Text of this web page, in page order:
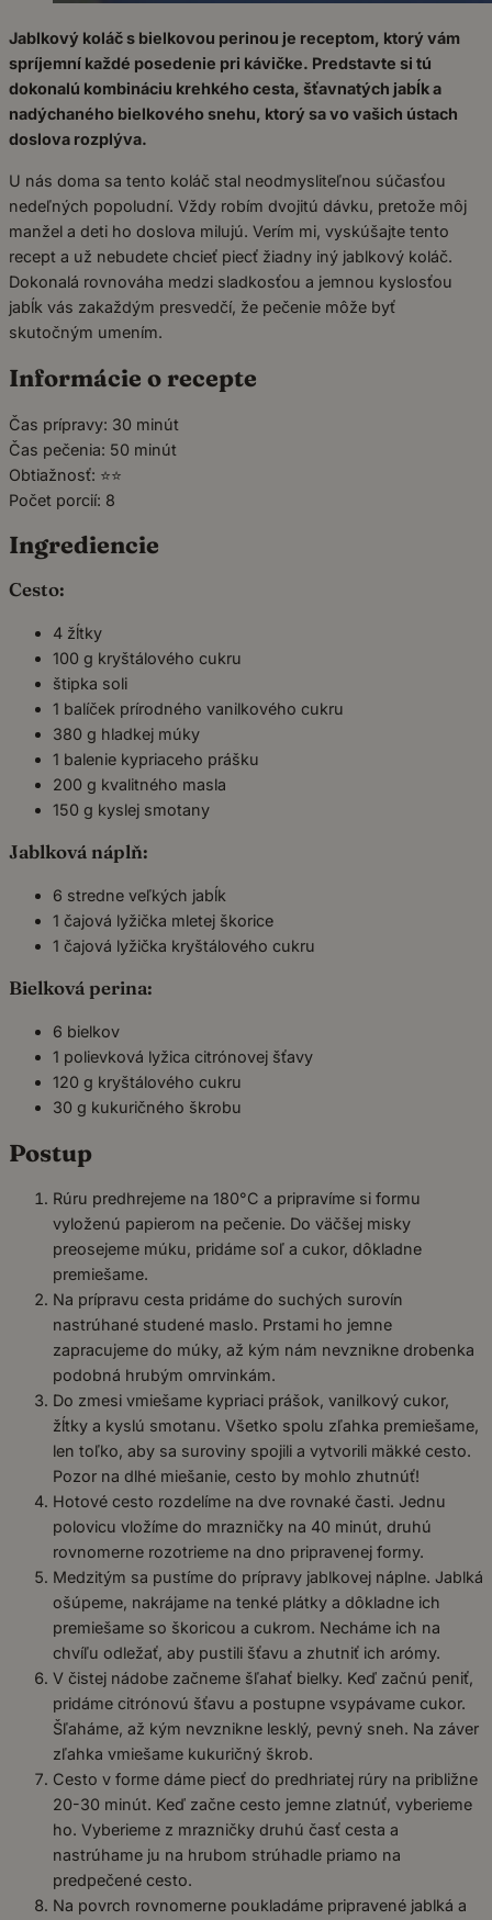
Jablkový koláč s bielkovou perinou je receptom, ktorý vám
spríjemní každé posedenie pri kávičke. Predstavte si tú
dokonalú kombináciu krehkého cesta, šťavnatých jabĺk a
nadýchaného bielkového snehu, ktorý sa vo vašich ústach
doslova rozplýva.
U nás doma sa tento koláč stal neodmysliteľnou súčasťou
nedeľných popoludní. Vždy robím dvojitú dávku, pretože môj
manžel a deti ho doslova milujú. Verím mi, vyskúšajte tento
recept a už nebudete chcieť piecť žiadny iný jablkový koláč.
Dokonalá rovnováha medzi sladkosťou a jemnou kyslosťou
jabĺk vás zakaždým presvedčí, že pečenie môže byť
skutočným umením.
Informácie o recepte
Čas prípravy: 30 minút
Čas pečenia: 50 minút
Obtiažnosť: ⭐⭐
Počet porcií: 8
Ingrediencie
Cesto:
4 žĺtky
100 g kryštálového cukru
štipka soli
1 balíček prírodného vanilkového cukru
380 g hladkej múky
1 balenie kypriaceho prášku
200 g kvalitného masla
150 g kyslej smotany
Jablková náplň:
6 stredne veľkých jabĺk
1 čajová lyžička mletej škorice
1 čajová lyžička kryštálového cukru
Bielková perina:
6 bielkov
1 polievková lyžica citrónovej šťavy
120 g kryštálového cukru
30 g kukuričného škrobu
Postup
Rúru predhrejeme na 180°C a pripravíme si formu
vyloženú papierom na pečenie. Do väčšej misky
preosejeme múku, pridáme soľ a cukor, dôkladne
premiešame.
Na prípravu cesta pridáme do suchých surovín
nastrúhané studené maslo. Prstami ho jemne
zapracujeme do múky, až kým nám nevznikne drobenka
podobná hrubým omrvinkám.
Do zmesi vmiešame kypriaci prášok, vanilkový cukor,
žĺtky a kyslú smotanu. Všetko spolu zľahka premiešame,
len toľko, aby sa suroviny spojili a vytvorili mäkké cesto.
Pozor na dlhé miešanie, cesto by mohlo zhutnúť!
Hotové cesto rozdelíme na dve rovnaké časti. Jednu
polovicu vložíme do mrazničky na 40 minút, druhú
rovnomerne rozotrieme na dno pripravenej formy.
Medzitým sa pustíme do prípravy jablkovej náplne. Jablká
ošúpeme, nakrájame na tenké plátky a dôkladne ich
premiešame so škoricou a cukrom. Necháme ich na
chvíľu odležať, aby pustili šťavu a zhutniť ich arómy.
V čistej nádobe začneme šľahať bielky. Keď začnú peniť,
pridáme citrónovú šťavu a postupne vsypávame cukor.
Šľaháme, až kým nevznikne lesklý, pevný sneh. Na záver
zľahka vmiešame kukuričný škrob.
Cesto v forme dáme piecť do predhriatej rúry na približne
20-30 minút. Keď začne cesto jemne zlatnúť, vyberieme
ho. Vyberieme z mrazničky druhú časť cesta a
nastrúhame ju na hrubom strúhadle priamo na
predpečené cesto.
Na povrch rovnomerne poukladáme pripravené jablká a